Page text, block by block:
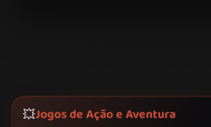
💥Jogos de Ação e Aventura